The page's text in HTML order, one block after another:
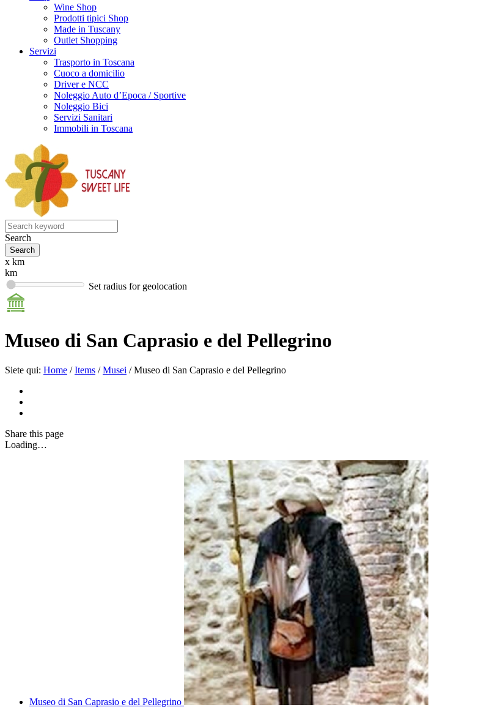
Wine Shop
Prodotti tipici Shop
Made in Tuscany
Outlet Shopping
Servizi
Trasporto in Toscana
Cuoco a domicilio
Driver e NCC
Noleggio Auto d’Epoca / Sportive
Noleggio Bici
Servizi Sanitari
Immobili in Toscana
Search
x km
km
Set radius for geolocation
Museo di San Caprasio e del Pellegrino
Siete qui: Home / Items / Musei / Museo di San Caprasio e del Pellegrino
Share this page
Loading…
Museo di San Caprasio e del Pellegrino